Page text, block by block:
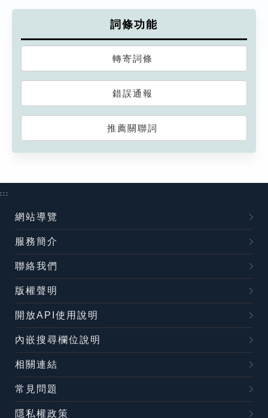
詞條功能
轉寄詞條
錯誤通報
推薦關聯詞
:::
網站導覽
服務簡介
聯絡我們
版權聲明
開放API使用說明
內嵌搜尋欄位說明
相關連結
常見問題
隱私權政策